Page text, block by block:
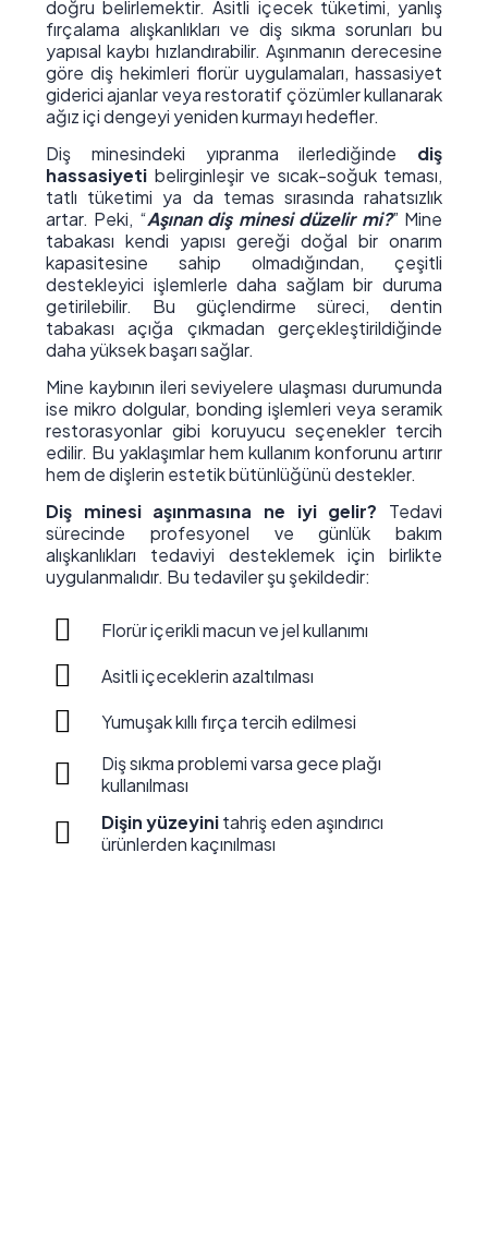
doğru belirlemektir. Asitli içecek tüketimi, yanlış
fırçalama alışkanlıkları ve diş sıkma sorunları bu
yapısal kaybı hızlandırabilir. Aşınmanın derecesine
göre diş hekimleri florür uygulamaları, hassasiyet
giderici ajanlar veya restoratif çözümler kullanarak
ağız içi dengeyi yeniden kurmayı hedefler.
Diş minesindeki yıpranma ilerlediğinde diş
hassasiyeti belirginleşir ve sıcak-soğuk teması,
tatlı tüketimi ya da temas sırasında rahatsızlık
artar. Peki, “Aşınan diş minesi düzelir mi?” Mine
tabakası kendi yapısı gereği doğal bir onarım
kapasitesine sahip olmadığından, çeşitli
destekleyici işlemlerle daha sağlam bir duruma
getirilebilir. Bu güçlendirme süreci, dentin
tabakası açığa çıkmadan gerçekleştirildiğinde
daha yüksek başarı sağlar.
Mine kaybının ileri seviyelere ulaşması durumunda
ise mikro dolgular, bonding işlemleri veya seramik
restorasyonlar gibi koruyucu seçenekler tercih
edilir. Bu yaklaşımlar hem kullanım konforunu artırır
hem de dişlerin estetik bütünlüğünü destekler.
Diş minesi aşınmasına ne iyi gelir? Tedavi
sürecinde profesyonel ve günlük bakım
alışkanlıkları tedaviyi desteklemek için birlikte
uygulanmalıdır. Bu tedaviler şu şekildedir:
Florür içerikli macun ve jel kullanımı
Asitli içeceklerin azaltılması
Yumuşak kıllı fırça tercih edilmesi
Diş sıkma problemi varsa gece plağı
kullanılması
Dişin yüzeyinitahriş eden aşındırıcı
ürünlerden kaçınılması